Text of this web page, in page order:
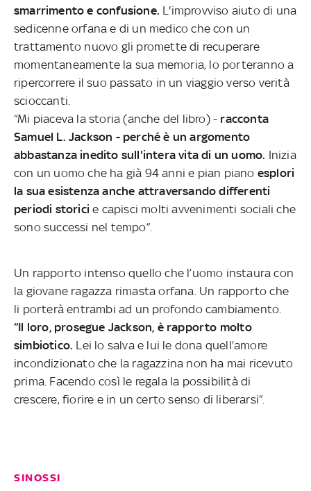
smarrimento e confusione. L'improvviso aiuto di una
sedicenne orfana e di un medico che con un
trattamento nuovo gli promette di recuperare
momentaneamente la sua memoria, lo porteranno a
ripercorrere il suo passato in un viaggio verso verità
scioccanti.
“Mi piaceva la storia (anche del libro) - racconta
Samuel L. Jackson - perché è un argomento
abbastanza inedito sull'intera vita di un uomo. Inizia
con un uomo che ha già 94 anni e pian piano esplori
la sua esistenza anche attraversando differenti
periodi storici e capisci molti avvenimenti sociali che
sono successi nel tempo”.
Un rapporto intenso quello che l’uomo instaura con
la giovane ragazza rimasta orfana. Un rapporto che
li porterà entrambi ad un profondo cambiamento.
“Il loro, prosegue Jackson, è rapporto molto
simbiotico. Lei lo salva e lui le dona quell’amore
incondizionato che la ragazzina non ha mai ricevuto
prima. Facendo così le regala la possibilità di
crescere, fiorire e in un certo senso di liberarsi”.
SINOSSI